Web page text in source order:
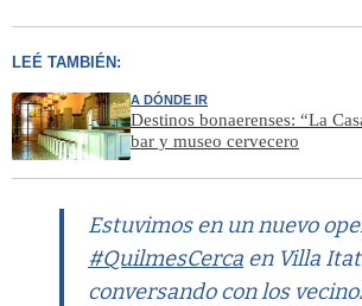
LEÉ TAMBIÉN:
A DÓNDE IR
Destinos bonaerenses: “La
bar y museo cervecero
Estuvimos en un nuevo
#QuilmesCerca en Villa
conversando con los